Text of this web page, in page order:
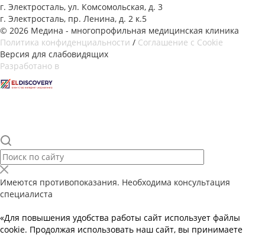
г. Электросталь, ул. Комсомольская, д. 3
г. Электросталь, пр. Ленина, д. 2 к.5
© 2026 Медина - многопрофильная медицинская клиника
Политика конфиденциальности / Соглашение с Cookie
Версия для слабовидящих
Разработано в
Имеются противопоказания. Необходима консультация
специалиста
«Для повышения удобства работы сайт использует файлы
cookie. Продолжая использовать наш сайт, вы принимаете